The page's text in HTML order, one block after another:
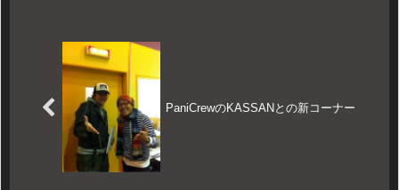
PaniCrewのKASSANとの新コーナー